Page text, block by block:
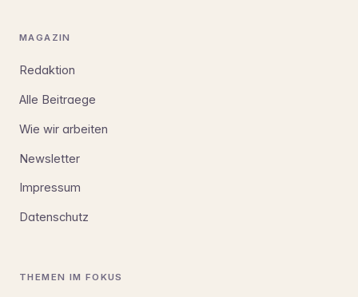
MAGAZIN
Redaktion
Alle Beitraege
Wie wir arbeiten
Newsletter
Impressum
Datenschutz
THEMEN IM FOKUS